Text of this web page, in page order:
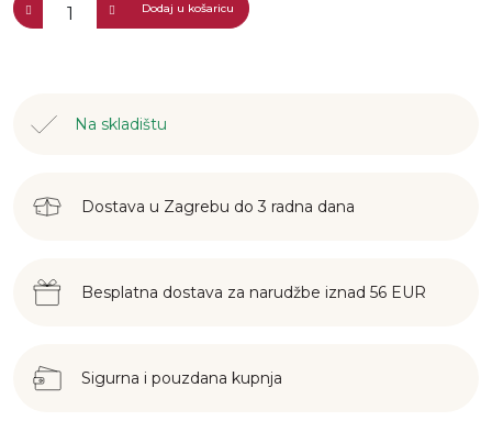
Na skladištu
Dostava u Zagrebu do 3 radna dana
Besplatna dostava za narudžbe iznad 56 EUR
Sigurna i pouzdana kupnja
Dodaj u košaricu